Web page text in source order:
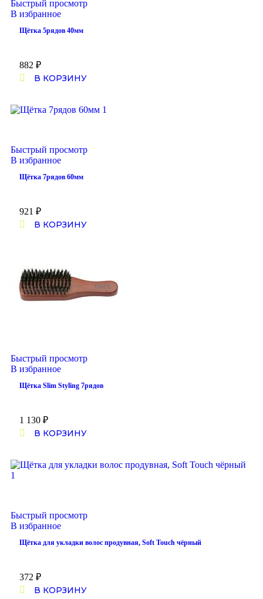
Быстрый просмотр
В избранное
Щётка 5рядов 40мм
882 ₽
В КОРЗИНУ
Быстрый просмотр
В избранное
Щётка 7рядов 60мм
921 ₽
В КОРЗИНУ
Быстрый просмотр
В избранное
Щётка Slim Styling 7рядов
1 130 ₽
В КОРЗИНУ
Быстрый просмотр
В избранное
Щётка для укладки волос продувная, Soft Touch чёрный
372 ₽
В КОРЗИНУ